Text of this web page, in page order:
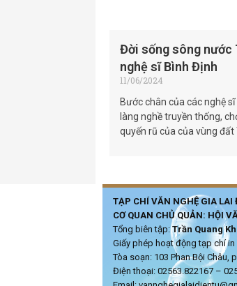
Đời sống sông nước
nghệ sĩ Bình Định
11/06/2024
Bước chân của các nghệ
làng nghề truyền thống,
quyến rũ của của vùng đất
TẠP CHÍ VĂN NGHỆ GIA LAI
CƠ QUAN CHỦ QUẢN: HỘI
Tổng biên tập:Trần Quang
Giấy phép hoạt động tạp chí in
Tòa soạn: 103 Phan Bội Châu,
Điện thoại: 02563.822167 –